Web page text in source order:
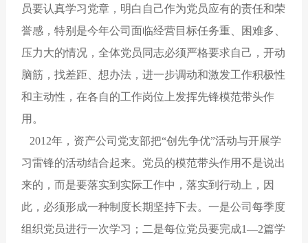
员要认真学习党章，明白自己作为党员应有的责任和荣
誉感，特别是今年公司面临经营目标任务重、困难多、
压力大的情况，全体党员同志必须严格要求自己，开动
脑筋，找差距、想办法，进一步调动和激发工作积极性
和主动性，在各自的工作岗位上发挥先锋模范带头作
用。
2012年，资产公司党支部把“创先争优”活动与开展学
习雷锋的活动结合起来。党员的模范带头作用不是说出
来的，而是要落实到实际工作中，落实到行动上，因
此，必须形成一种制度长期坚持下去。一是公司每季度
组织党员进行一次学习；二是每位党员要完成1—2篇学